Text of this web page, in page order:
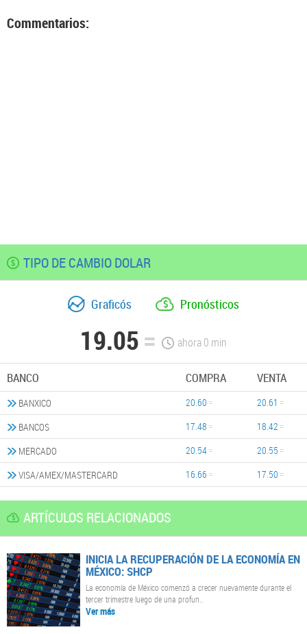
Commentarios:
TIPO DE CAMBIO DOLAR
Graficós Pronósticos
19.05 ahora0 min
BANCO COMPRA VENTA
BANXICO 20.60
20.61
BANCOS
17.48
18.42
MERCADO
20.54
20.55
VISA/AMEX/MASTERCARD
16.66 17.50
ARTÍCULOS RELACIONADOS
INICIA LA RECUPERACIÓN DE LA ECONOMÍA EN
MÉXICO: SHCP
La economía de México comenzó a crecer nuevamente durante el
tercer trimestre luego de una profun..
Ver más